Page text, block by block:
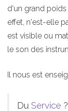
d'un grand
effet, n'est-elle
est visible ou
le son des
Il nous est
Du Service